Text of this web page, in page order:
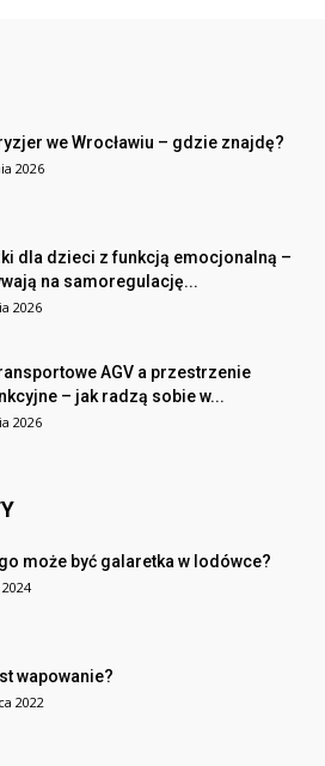
we Wrocławiu – gdzie znajdę?
2026
dla dzieci z funkcją emocjonalną –
na samoregulację...
2026
AGV a przestrzenie
– jak radzą sobie w...
2026
może być galaretka w lodówce?
wapowanie?
2022